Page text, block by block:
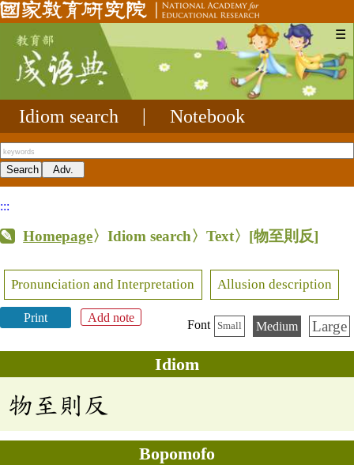
☰
Idiom search Notebook
:::
Homepage〉Idiom search〉Text〉 [物至則反]
Pronunciation and Interpretation Allusion description
Print Add note
Font Small Medium Large
Idiom
物至則反
Bopomofo